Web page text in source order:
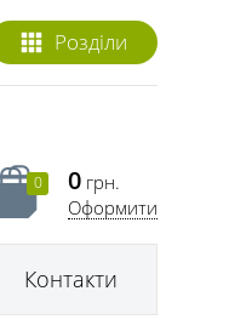
Розділи
0 0 грн.
Оформити
Контакти